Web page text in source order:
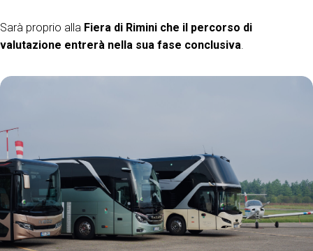
A cura di:
Sarà proprio alla Fiera di Rimini che il percorso di
valutazione entrerà nella sua fase conclusiva.